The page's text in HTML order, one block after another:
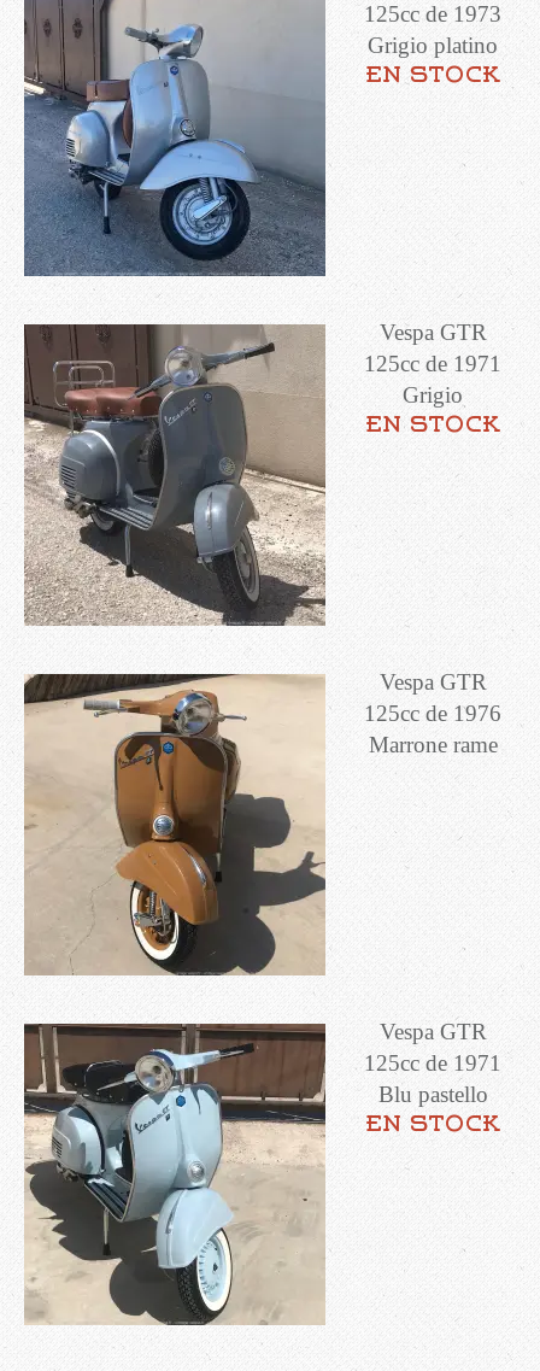
125cc de 1973
Grigio platino
en stock
Vespa GTR
125cc de 1971
Grigio
en stock
Vespa GTR
125cc de 1976
Marrone rame
Vespa GTR
125cc de 1971
Blu pastello
en stock